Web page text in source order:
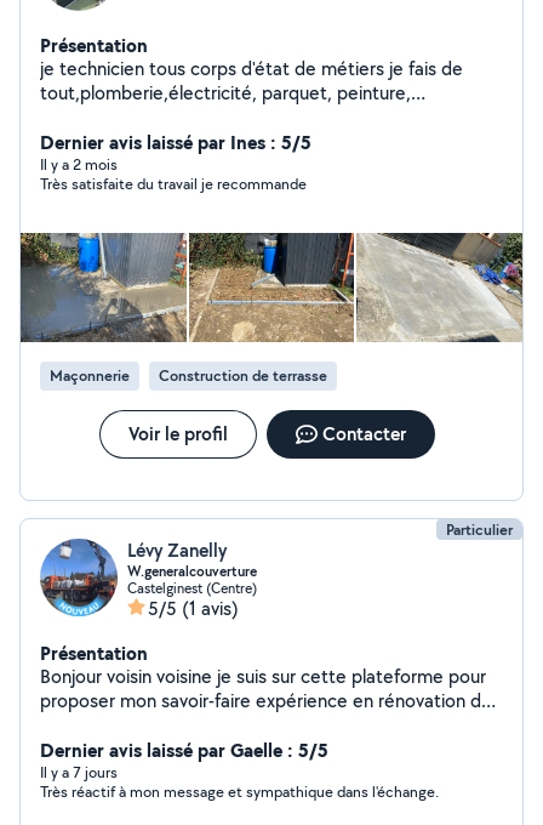
Présentation
je technicien tous corps d'état de métiers je fais de
tout,plomberie,électricité, parquet, peinture,
et sérieux
Dernier avis laissé par Ines : 5/5
Il y a 2 mois
Très satisfaite du travail je recommande
Maçonnerie Construction de terrasse
Voir le profil Contacter
Particulier
Lévy Zanelly
W.generalcouverture
Castelginest (Centre)
5/5 (1 avis)
Présentation
Bonjour voisin voisine je suis sur cette plateforme pour
proposer mon savoir-faire expérience en rénovation du
couverture zinguerie spécialiste du ravalement de
façade je suis à mon compte depuis 2016 j'aime ce que
je fais donc je le fais bien s'il faudrait que je me décrive
Dernier avis laissé par Gaelle : 5/5
Il y a 7 jours
Très réactif à mon message et sympathique dans l'échange.